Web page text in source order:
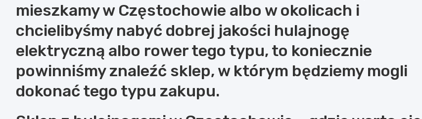
mieszkamy w Częstochowie albo w okolicach i
chcielibyśmy nabyć dobrej jakości hulajnogę
elektryczną albo rower tego typu, to koniecznie
powinniśmy znaleźć sklep, w którym będziemy mogli
dokonać tego typu zakupu.